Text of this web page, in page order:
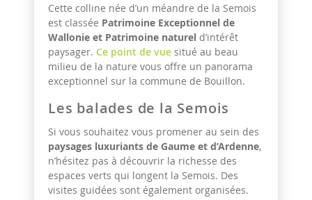
Cette colline née d’un méandre de la Semois
est classée Patrimoine Exceptionnel de
Wallonie et Patrimoine naturel d’intérêt
paysager. Ce point de vue situé au beau
milieu de la nature vous offre un panorama
exceptionnel sur la commune de Bouillon.
Les balades de la Semois
Si vous souhaitez vous promener au sein des
paysages luxuriants de Gaume et d’Ardenne,
n’hésitez pas à découvrir la richesse des
espaces verts qui longent la Semois. Des
visites guidées sont également organisées.